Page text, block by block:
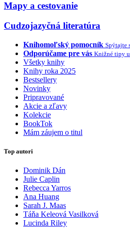
Mapy a cestovanie
Cudzojazyčná literatúra
Knihomoľský pomocník Spýtajte
Odporúčame pre vás Knižné tipy
Všetky knihy
Knihy roka 2025
Bestsellery
Novinky
Pripravované
Akcie a zľavy
Kolekcie
BookTok
Mám záujem o titul
Top autori
Dominik Dán
Julie Caplin
Rebecca Yarros
Ana Huang
Sarah J. Maas
Táňa Keleová Vasilková
Lucinda Riley